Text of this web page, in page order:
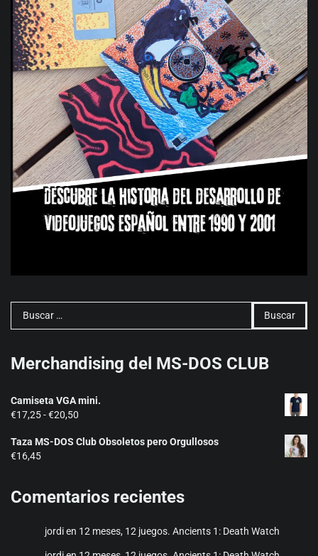
Buscar:
Merchandising del MS-DOS CLUB
Camiseta VGA mini.
€17,25-€20,50
precios:
€20,50
Taza MS-DOS Club Obsoletos pero Orgullosos
€16,45
Comentarios recientes
jordien 12 meses, 12 juegos. Ancients 1: Death Watch